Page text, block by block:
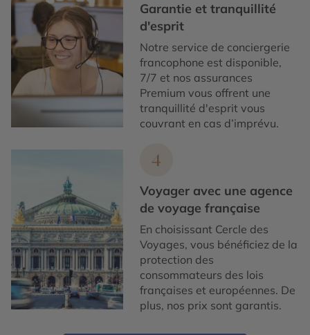
Garantie et tranquillité
d'esprit
Notre service de conciergerie
francophone est disponible,
7/7 et nos assurances
Premium vous offrent une
tranquillité d'esprit vous
couvrant en cas d’imprévu.
4
Voyager avec une agence
de voyage française
En choisissant Cercle des
Voyages, vous bénéficiez de la
protection des
consommateurs des lois
françaises et européennes. De
plus, nos prix sont garantis.